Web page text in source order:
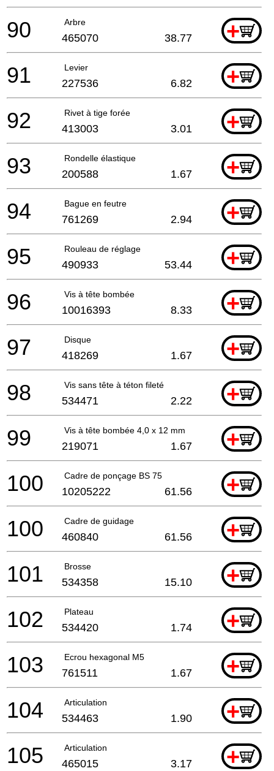
Arbre +
90 465070 38.77
Levier +
91 227536 6.82
Rivet à tige forée +
92 413003 3.01
Rondelle élastique +
93 200588 1.67
Bague en feutre +
94 761269 2.94
Rouleau de réglage +
95 490933 53.44
Vis à tête bombée +
96 10016393 8.33
Disque +
97 418269 1.67
Vis sans tête à téton fileté +
98 534471 2.22
Vis à tête bombée 4,0 x 12 mm +
99 219071 1.67
Cadre de ponçage BS 75 +
100 10205222 61.56
Cadre de guidage +
100 460840 61.56
Brosse +
101 534358 15.10
Plateau +
102 534420 1.74
Ecrou hexagonal M5 +
103 761511 1.67
Articulation +
104 534463 1.90
Articulation +
105 465015 3.17